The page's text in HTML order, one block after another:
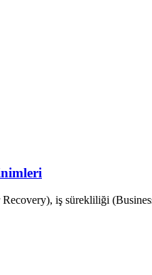
Recovery), iş sürekliliği